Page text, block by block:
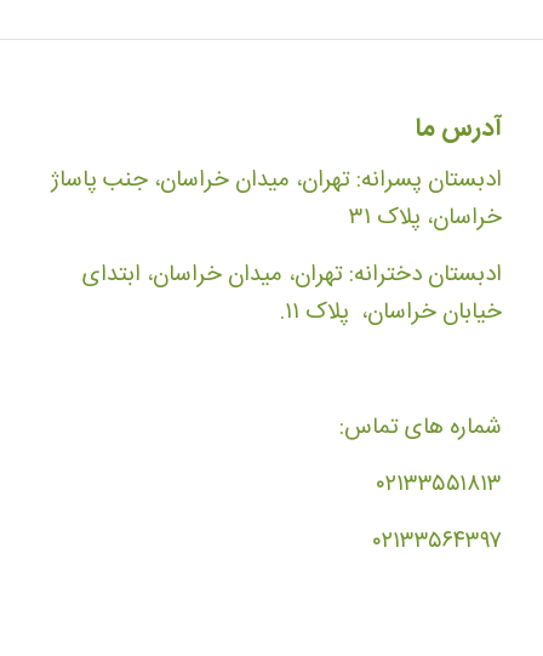
آدرس ما
ادبستان پسرانه: تهران، میدان خراسان، جنب پاساژ
خراسان، پلاک ۳۱
ادبستان دخترانه: تهران، میدان خراسان، ابتدای
خیابان خراسان، پلاک ۱۱.
شماره های تماس:
۰۲۱۳۳۵۵۱۸۱۳
۰۲۱۳۳۵۶۴۳۹۷